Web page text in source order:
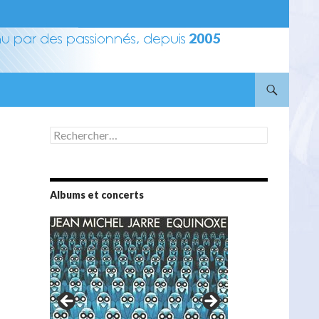
Rechercher :
Albums et concerts